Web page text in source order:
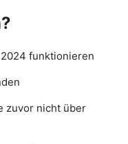
Stichwörter und
Sie diese haben.
Tagging. Neu im
eine
funktionieren
zuvor nicht über